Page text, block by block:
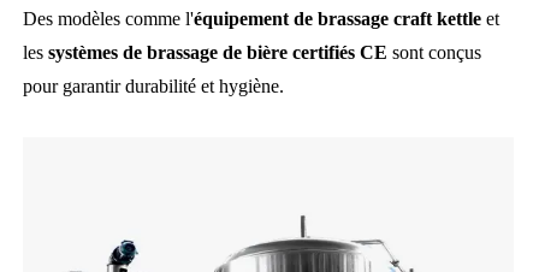
Des modèles comme l'équipement de brassage craft kettleet
les systèmes de brassage de bière certifiés CE sont conçus
pour garantir durabilité et hygiène.